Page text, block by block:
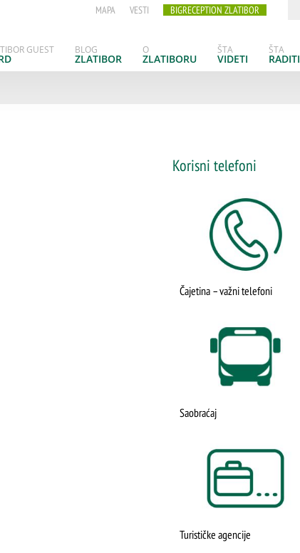
MAPA VESTI BIGRECEPTION ZLATIBOR
GUEST BLOG
ZLATIBOR
O
ZLATIBORU
ŠTA
VIDETI
ŠTA
RADITI
Korisni telefoni
Čajetina – važni telefoni
Saobraćaj
Turističke agencije